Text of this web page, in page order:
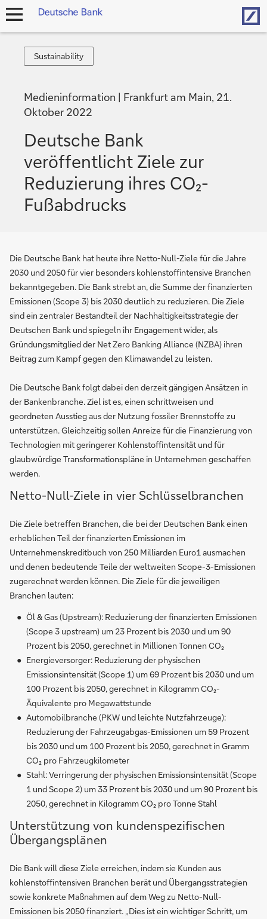
Navigation
Sustainability
Sustainability
Medieninformation Frankfurt am Main, 21.
Oktober 2022
Deutsche Bank
veröffentlicht Ziele zur
Reduzierung ihres CO₂-
Fußabdrucks
Die Deutsche Bank hat heute ihre Netto-Null-Ziele für die Jahre
2030 und 2050 für vier besonders kohlenstoffintensive Branchen
bekanntgegeben. Die Bank strebt an, die Summe der finanzierten
Emissionen (Scope 3) bis 2030 deutlich zu reduzieren. Die Ziele
sind ein zentraler Bestandteil der Nachhaltigkeitsstrategie der
Deutschen Bank und spiegeln ihr Engagement wider, als
Gründungsmitglied der Net Zero Banking Alliance (NZBA) ihren
Beitrag zum Kampf gegen den Klimawandel zu leisten.
Die Deutsche Bank folgt dabei den derzeit gängigen Ansätzen in
der Bankenbranche. Ziel ist es, einen schrittweisen und
geordneten Ausstieg aus der Nutzung fossiler Brennstoffe zu
unterstützen. Gleichzeitig sollen Anreize für die Finanzierung von
Technologien mit geringerer Kohlenstoffintensität und für
glaubwürdige Transformationspläne in Unternehmen geschaffen
werden.
Netto-Null-Ziele in vier Schlüsselbranchen
Die Ziele betreffen Branchen, die bei der Deutschen Bank einen
erheblichen Teil der finanzierten Emissionen im
Unternehmenskreditbuch von 250 Milliarden Euro1 ausmachen
und denen bedeutende Teile der weltweiten Scope-3-Emissionen
zugerechnet werden können. Die Ziele für die jeweiligen
Branchen lauten:
Öl & Gas (Upstream): Reduzierung der finanzierten Emissionen
(Scope 3 upstream) um 23 Prozent bis 2030 und um 90
Prozent bis 2050, gerechnet in Millionen Tonnen CO₂
Energieversorger: Reduzierung der physischen
Emissionsintensität (Scope 1) um 69 Prozent bis 2030 und um
100 Prozent bis 2050, gerechnet in Kilogramm CO₂-
Äquivalente pro Megawattstunde
Automobilbranche (PKW und leichte Nutzfahrzeuge):
Reduzierung der Fahrzeugabgas-Emissionen um 59 Prozent
bis 2030 und um 100 Prozent bis 2050, gerechnet in Gramm
CO₂ pro Fahrzeugkilometer
Stahl: Verringerung der physischen Emissionsintensität (Scope
1 und Scope 2) um 33 Prozent bis 2030 und um 90 Prozent bis
2050, gerechnet in Kilogramm CO₂ pro Tonne Stahl
Unterstützung von kundenspezifischen
Übergangsplänen
Die Bank will diese Ziele erreichen, indem sie Kunden aus
kohlenstoffintensiven Branchen berät und Übergangsstrategien
sowie konkrete Maßnahmen auf dem Weg zu Netto-Null-
Emissionen bis 2050 finanziert. „Dies ist ein wichtiger Schritt, um